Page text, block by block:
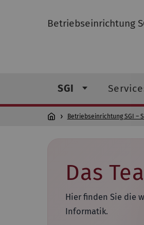
Betriebseinrichtung
SGI
Betriebseinrichtung SGI –
Das
Hier finden Sie die
Informatik.